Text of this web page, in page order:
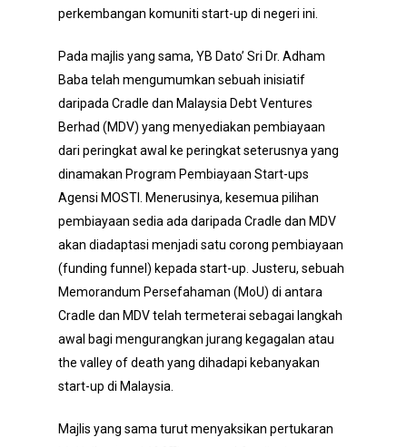
perkembangan komuniti start-up di negeri ini.
Pada majlis yang sama, YB Dato’ Sri Dr. Adham
Baba telah mengumumkan sebuah inisiatif
daripada Cradle dan Malaysia Debt Ventures
Berhad (MDV) yang menyediakan pembiayaan
dari peringkat awal ke peringkat seterusnya yang
dinamakan Program Pembiayaan Start-ups
Agensi MOSTI. Menerusinya, kesemua pilihan
pembiayaan sedia ada daripada Cradle dan MDV
akan diadaptasi menjadi satu corong pembiayaan
(funding funnel) kepada start-up. Justeru, sebuah
Memorandum Persefahaman (MoU) di antara
Cradle dan MDV telah termeterai sebagai langkah
awal bagi mengurangkan jurang kegagalan atau
the valley of death yang dihadapi kebanyakan
start-up di Malaysia.
Majlis yang sama turut menyaksikan pertukaran